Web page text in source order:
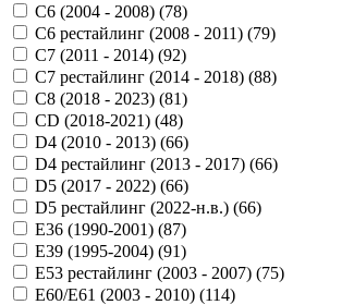
C6 (2004 - 2008) (78)
C6 рестайлинг (2008 - 2011) (79)
C7 (2011 - 2014) (92)
C7 рестайлинг (2014 - 2018) (88)
C8 (2018 - 2023) (81)
CD (2018-2021) (48)
D4 (2010 - 2013) (66)
D4 рестайлинг (2013 - 2017) (66)
D5 (2017 - 2022) (66)
D5 рестайлинг (2022-н.в.) (66)
E36 (1990-2001) (87)
E39 (1995-2004) (91)
E53 рестайлинг (2003 - 2007) (75)
E60/E61 (2003 - 2010) (114)